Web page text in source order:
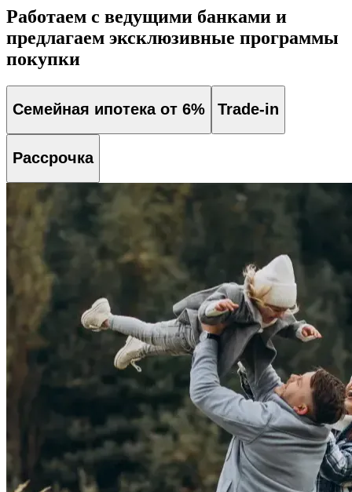
Работаем с ведущими банками и
предлагаем эксклюзивные программы
покупки
Семейная ипотека от 6% Trade-in
Рассрочка